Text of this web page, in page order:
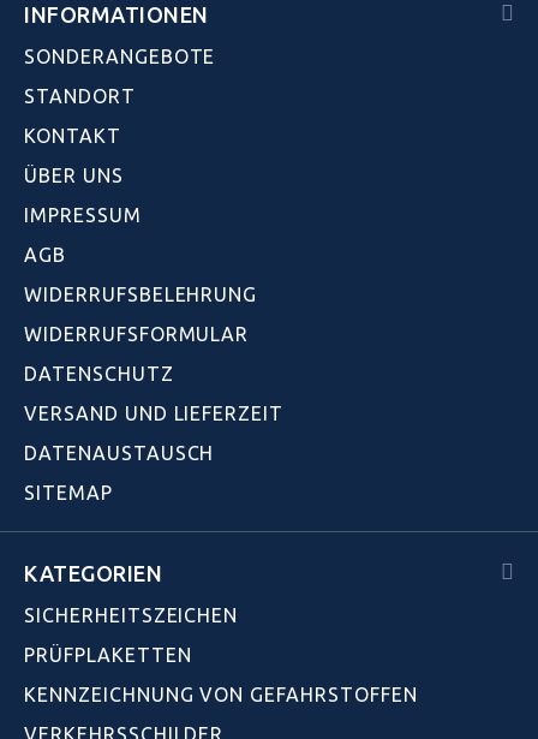
INFORMATIONEN
SONDERANGEBOTE
STANDORT
KONTAKT
ÜBER UNS
IMPRESSUM
AGB
WIDERRUFSBELEHRUNG
WIDERRUFSFORMULAR
DATENSCHUTZ
VERSAND UND LIEFERZEIT
DATENAUSTAUSCH
SITEMAP
KATEGORIEN
SICHERHEITSZEICHEN
PRÜFPLAKETTEN
KENNZEICHNUNG VON GEFAHRSTOFFEN
VERKEHRSSCHILDER